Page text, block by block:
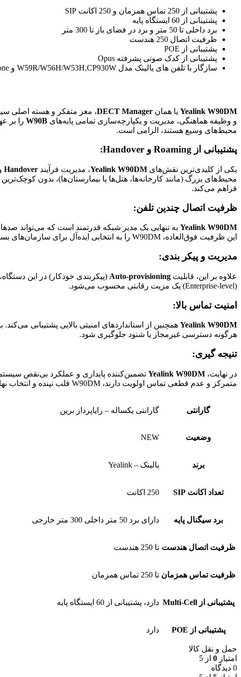
پشتیبانی از 250 تماس همزمان و 250 اکانت SIP
پشتیبانی از 60 ایستگاه پایه
برد داخلی تا 50 متر و برد در فضای باز تا 300 متر
ظرفیت اتصال 250 هندست
پشتیبانی از POE
پشتیبانی از کدک صوتی پشرفته Opus
سازگار با تلفن های یالینک مدل W59R/W56H/W53H,CP930W و DD Phone
Yealink W90DM یا همان DECT Manager
و وظیفه هماهنگی، مدیریت و یکپارچه‌سازی تمامی پایه‌های W90B
محیط‌های وسیع هستند، الزامی است.
پشتیبانی از Roaming و Handover:
یکی از کلیدی‌ترین نقش‌های Yealink W90DM، مدیریت فرآیند Handover
محیط‌های بزرگ (مانند کارخانه‌ها، هتل‌ها یا بیمارستان‌ها)، بدون
فراهم می‌کند.
ظرفیت اتصال چندین تلفن:
Yealink W90DM
این ظرفیت فوق‌العاده، W90DM را به انتخابی ایده‌آل برای سازمان‌های بسیار بزرگ با تعداد کاربران زیاد تبدیل کرده است که نیاز به یک زیرساخت تلفنی بی‌سیم با قابلیت گسترش بالا دارند.
مدیریت و پیکر بندی:
علاوه بر این، قابلیت Auto-provisioning (پیکربندی خودکار) در این
(Enterprise-level) یک مزیت رقابتی محسوب می‌شود.
امنیت تماس بالا:
Yealink W90DM همچنین از استانداردهای امنیتی بالایی پشتیبانی
هرگونه دسترسی غیرمجاز یا شنود جلوگیری شود.
تنیجه گیری:
در نهایت، Yealink W90DM
متمرکز و عدم قطعی تماس اولویت دارند، W90DM قلب تپنده و انتخاب نهایی شماست.
گارانتی گارانتی یکساله – رایاپرداز برین
وضعیت NEW
برند یالینک – Yealink
تعداد اکانت SIP 250 اکانت
برد سیگنال پایه دارای برد 50 متر داخلی 300 متر خارجی
ظرفیت اتصال هندست تا 250 هندست
ظرفیت تماس همزمان تا 250 تماس همزمان
پشتیبانی از Multi-Cell دارد، پشتیبانی از 60 ایستگاه پایه
پشتیبانی از POE دارد
حمل و نقل کالا
امتیاز 0 از 5
0 دیدگاه